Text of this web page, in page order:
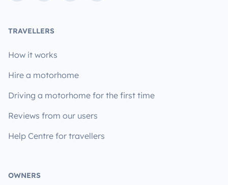
TRAVELLERS
How it works
Hire a motorhome
Driving a motorhome for the first time
Reviews from our users
Help Centre for travellers
OWNERS